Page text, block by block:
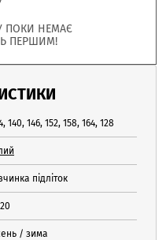
ПОКИ НЕМАЄ
ПЕРШИМ!
140, 146, 152, 158, 164, 128
підліток
/ зима